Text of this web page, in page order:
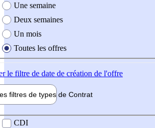
Une semaine
Deux semaines
Un mois
Toutes les offres
le filtre de date de création de l'offre
filtres de types de Contrat
contrat
CDI